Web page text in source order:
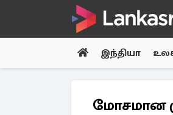
இந்தியா
மோசமான